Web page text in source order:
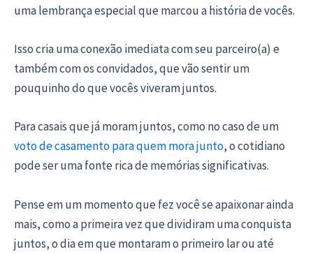
uma lembrança especial que marcou a história de vocês.
Isso cria uma conexão imediata com seu parceiro(a) e
também com os convidados, que vão sentir um
pouquinho do que vocês viveram juntos.
Para casais que já moram juntos, como no caso de um
voto de casamento para quem mora junto, o cotidiano
pode ser uma fonte rica de memórias significativas.
Pense em um momento que fez você se apaixonar ainda
mais, como a primeira vez que dividiram uma conquista
juntos, o dia em que montaram o primeiro lar ou até